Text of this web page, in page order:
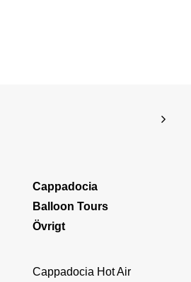
Cappadocia
Balloon Tours
Övrigt
Cappadocia Hot Air